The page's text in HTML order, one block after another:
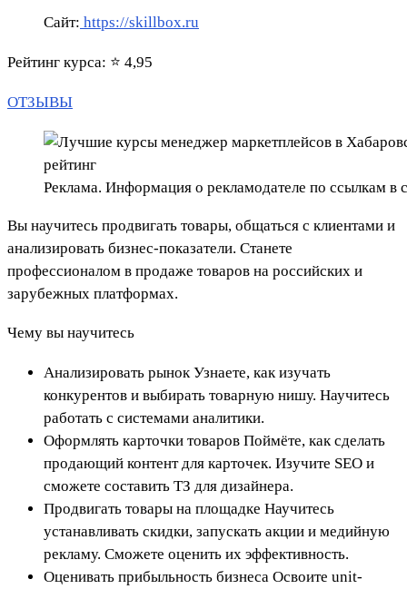
Сайт: https://skillbox.ru
Рейтинг курса: ⭐ 4,95
ОТЗЫВЫ
Реклама. Информация о рекламодателе по ссылкам в
Вы научитесь продвигать товары, общаться с клиентами и
анализировать бизнес-показатели. Станете
профессионалом в продаже товаров на российских и
зарубежных платформах.
Чему вы научитесь
Анализировать рынок Узнаете, как изучать
конкурентов и выбирать товарную нишу. Научитесь
работать с системами аналитики.
Оформлять карточки товаров Поймёте, как сделать
продающий контент для карточек. Изучите SEO и
сможете составить ТЗ для дизайнера.
Продвигать товары на площадке Научитесь
устанавливать скидки, запускать акции и медийную
рекламу. Сможете оценить их эффективность.
Оценивать прибыльность бизнеса Освоите unit-